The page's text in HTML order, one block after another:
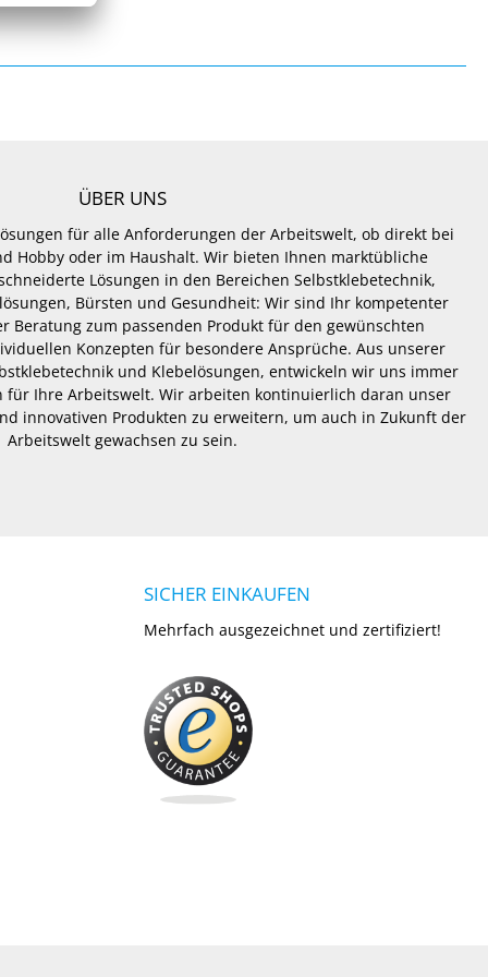
ÜBER UNS
für alle Anforderungen der Arbeitswelt, ob direkt bei
Hobby oder im Haushalt. Wir bieten Ihnen marktübliche
Lösungen in den Bereichen Selbstklebetechnik,
Bürsten und Gesundheit: Wir sind Ihr kompetenter
Beratung zum passenden Produkt für den gewünschten
Konzepten für besondere Ansprüche. Aus unserer
und Klebelösungen, entwickeln wir uns immer
für Ihre Arbeitswelt. Wir arbeiten kontinuierlich daran unser
innovativen Produkten zu erweitern, um auch in Zukunft der
Arbeitswelt gewachsen zu sein.
SICHER EINKAUFEN
Mehrfach ausgezeichnet und zertifiziert!